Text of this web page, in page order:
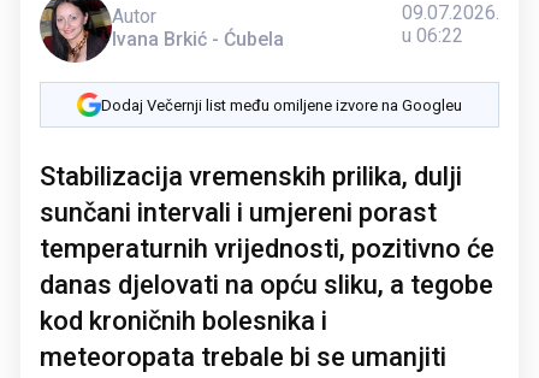
Autor
Ivana Brkić - Ćubela
09.07.2026.
u 06:22
Dodaj Večernji list među omiljene izvore na Googleu
Stabilizacija vremenskih prilika, dulji
sunčani intervali i umjereni porast
temperaturnih vrijednosti, pozitivno će
danas djelovati na opću sliku, a tegobe
kod kroničnih bolesnika i
meteoropata trebale bi se umanjiti